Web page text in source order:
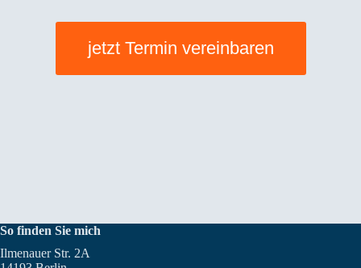
jetzt Termin vereinbaren
So finden Sie mich
Ilmenauer Str. 2A